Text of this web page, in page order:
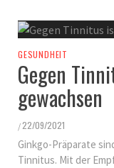
GESUNDHEIT
Gegen
gewachsen
/ 22/09/2021
Ginkgo-Präparate
Tinnitus. Mit der